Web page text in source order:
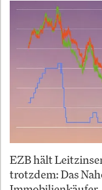
EZB hält
trotzdem: Das